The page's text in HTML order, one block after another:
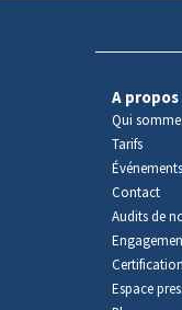
A propos
Qui
Tarifs
Événements
Contact
Audits de
Espace